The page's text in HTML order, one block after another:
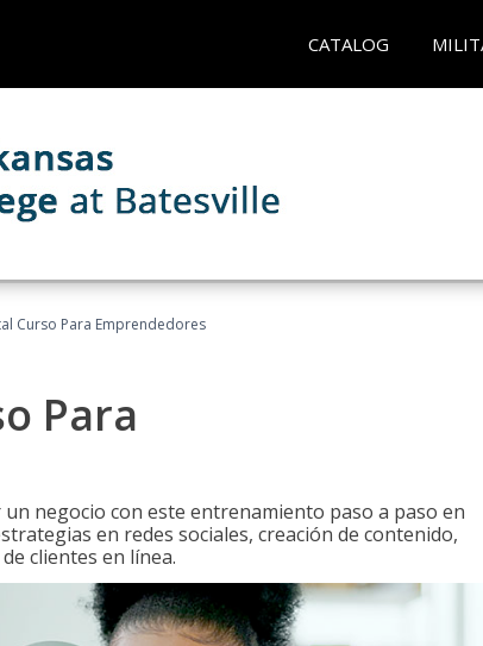
CATALOG
Curso Para Emprendedores
Para
negocio con este entrenamiento paso a paso en
en redes sociales, creación de contenido,
clientes en línea.